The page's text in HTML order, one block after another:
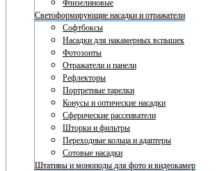
Флизелиновые
Светоформирующие насадки и отражатели
Софтбоксы
Насадки для накамерных вспышек
Фотозонты
Отражатели и панели
Рефлекторы
Портретные тарелки
Конусы и оптические насадки
Сферические рассеиватели
Шторки и фильтры
Переходные кольца и адаптеры
Сотовые насадки
Штативы и моноподы для фото и видеокамер